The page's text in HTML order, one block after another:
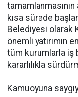
tamamlanmasının
kısa sürede
Belediyesi olarak
önemli yatırımın
tüm kurumlarla iş
kararlılıkla
Kamuoyuna